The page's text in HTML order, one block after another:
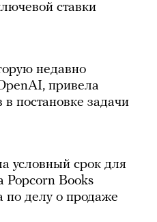
ставки
недавно
привела
постановке задачи
условный срок для
Popcorn Books
делу о продаже